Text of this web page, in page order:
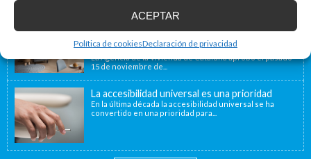
ACEPTAR
Política de cookiesDeclaración de privacidad
Nueva convocatoria de ayudas para la
instalación de ascensores, plataformas
elevadoras y dispositivos de accesibilidad
La Agencia de la Vivienda de Cataluña aprobó el pasado
15 de noviembre de...
La accesibilidad universal es una prioridad
En la última década la accesibilidad universal se ha
convertido en una prioridad para...